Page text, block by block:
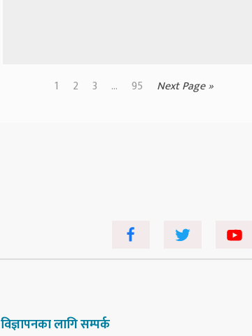
1 2 3 ... 95 Next Page »
विज्ञापनका लागि सम्पर्क